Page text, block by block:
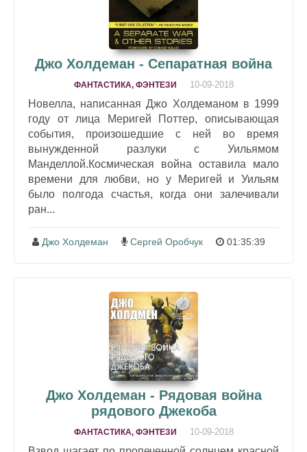
Джо Холдеман - Сепаратная война
ФАНТАСТИКА, ФЭНТЕЗИ 10-09-2018
Новелла, написанная Джо Холдеманом в 1999
году от лица Меригей Поттер, описывающая
события, произошедшие с ней во время
вынужденной разлуки с Уильямом
Манделлой.Космическая война оставила мало
времени для любви, но у Меригей и Уильям
было полгода счастья, когда они залечивали
ран...
Джо Холдеман Сергей Оробчук 01:35:39
Джо Холдеман - Рядовая война
рядового Джекоба
ФАНТАСТИКА, ФЭНТЕЗИ 10-09-2018